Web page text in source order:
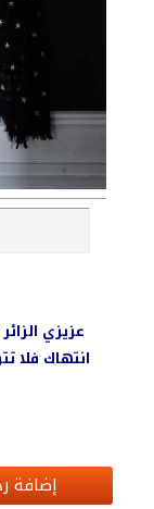
عزيزي
انتهاك فلا
إضافة